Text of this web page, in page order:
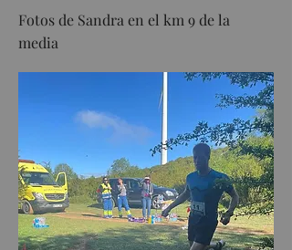
Fotos de Sandra en el km 9 de la
media